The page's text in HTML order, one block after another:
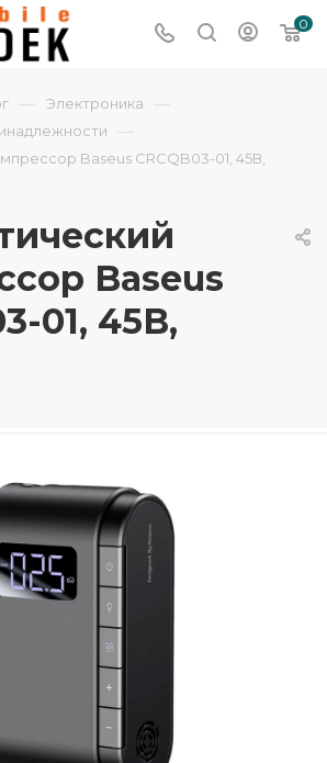
0
— Электроника —
—
Baseus CRCQB03-01, 45В,
Baseus
01, 45В,